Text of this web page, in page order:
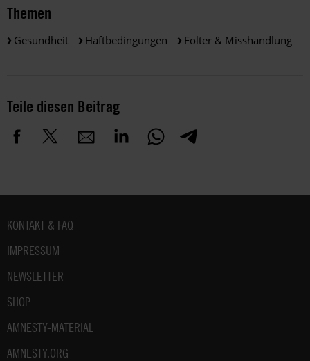
Themen
Gesundheit Haftbedingungen Folter & Misshandlung
Teile diesen Beitrag
Fußbereich
KONTAKT & FAQ
IMPRESSUM
NEWSLETTER
SHOP
AMNESTY-MATERIAL
AMNESTY.ORG